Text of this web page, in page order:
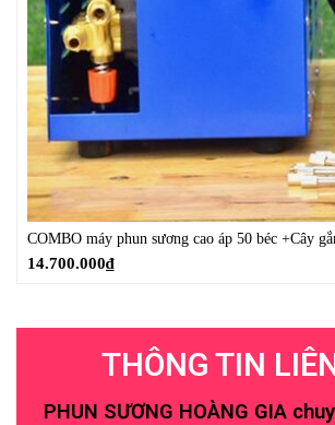
COMBO máy phun sương cao áp 50 béc +Cây
14.700.000₫
THÔNG TIN
PHUN SƯƠNG HOÀNG GIA